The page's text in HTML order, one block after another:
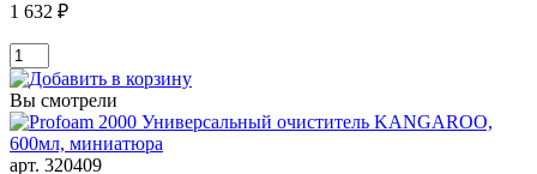
1 632 ₽
Вы смотрели
арт. 320409